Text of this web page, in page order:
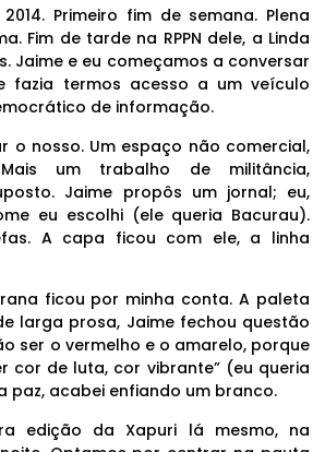
Primeiro fim de semana. Plena
Fim de tarde na RPPN dele, a Linda
Jaime e eu começamos a conversar
fazia termos acesso a um veículo
de informação.
o nosso. Um espaço não comercial,
um trabalho de militância,
Jaime propôs um jornal; eu,
eu escolhi (ele queria Bacurau).
A capa ficou com ele, a linha
ficou por minha conta. A paleta
larga prosa, Jaime fechou questão
ser o vermelho e o amarelo, porque
cor de luta, cor vibrante” (eu queria
paz, acabei enfiando um branco.
edição da Xapuri lá mesmo, na